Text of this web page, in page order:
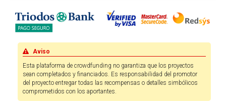
Aviso
Esta plataforma de crowdfunding no garantiza que los proyectos
sean completados y financiados. Es responsabilidad del promotor
del proyecto entregar todas las recompensas o detalles simbólicos
comprometidos con los aportantes.